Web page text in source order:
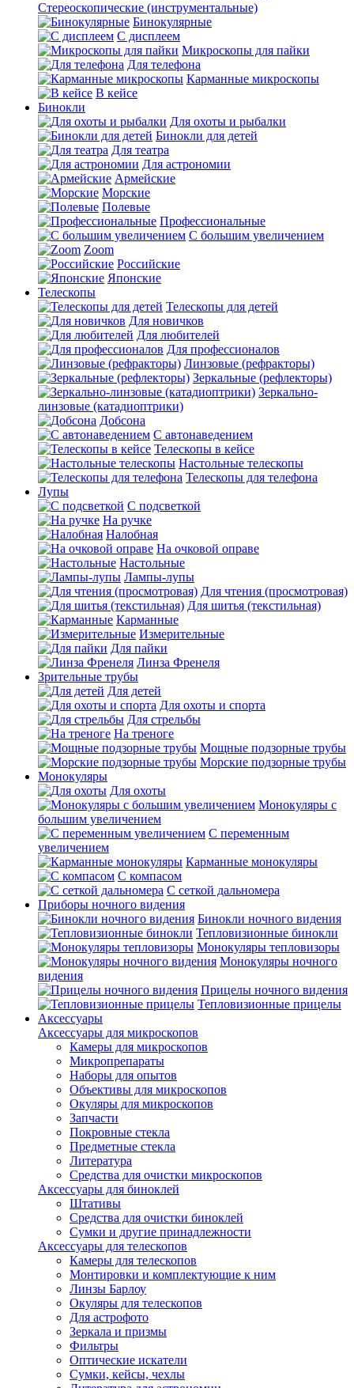
Стереоскопические (инструментальные)
Бинокулярные
С дисплеем
Микроскопы для пайки
Для телефона
Карманные микроскопы
В кейсе
Бинокли
Для охоты и рыбалки
Бинокли для детей
Для театра
Для астрономии
Армейские
Морские
Полевые
Профессиональные
С большим увеличением
Zoom
Российские
Японские
Телескопы
Телескопы для детей
Для новичков
Для любителей
Для профессионалов
Линзовые (рефракторы)
Зеркальные (рефлекторы)
Зеркально-
линзовые (катадиоптрики)
Добсона
С автонаведением
Телескопы в кейсе
Настольные телескопы
Телескопы для телефона
Лупы
С подсветкой
На ручке
Налобная
На очковой оправе
Настольные
Лампы-лупы
Для чтения (просмотровая)
Для шитья (текстильная)
Карманные
Измерительные
Для пайки
Линза Френеля
Зрительные трубы
Для детей
Для охоты и спорта
Для стрельбы
На треноге
Мощные подзорные трубы
Морские подзорные трубы
Монокуляры
Для охоты
Монокуляры с
большим увеличением
С переменным
увеличением
Карманные монокуляры
С компасом
С сеткой дальномера
Приборы ночного видения
Бинокли ночного видения
Тепловизионные бинокли
Монокуляры тепловизоры
Монокуляры ночного
видения
Прицелы ночного видения
Тепловизионные прицелы
Аксессуары
Аксессуары для микроскопов
Камеры для микроскопов
Микропрепараты
Наборы для опытов
Объективы для микроскопов
Окуляры для микроскопов
Запчасти
Покровные стекла
Предметные стекла
Литература
Средства для очистки микроскопов
Аксессуары для биноклей
Штативы
Средства для очистки биноклей
Сумки и другие принадлежности
Аксессуары для телескопов
Камеры для телескопов
Монтировки и комплектующие к ним
Линзы Барлоу
Окуляры для телескопов
Для астрофото
Зеркала и призмы
Фильтры
Оптические искатели
Сумки, кейсы, чехлы